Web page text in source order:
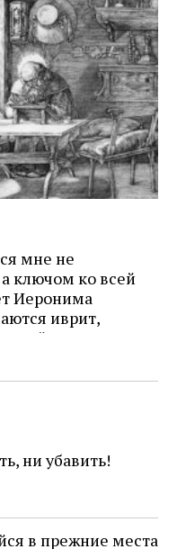
мне не
ключом ко всей
Иеронима
иврит,
смысл и
исправления, и
как
нами человек,
возмущение
многовекового
последнее
ни убавить!
в прежние места